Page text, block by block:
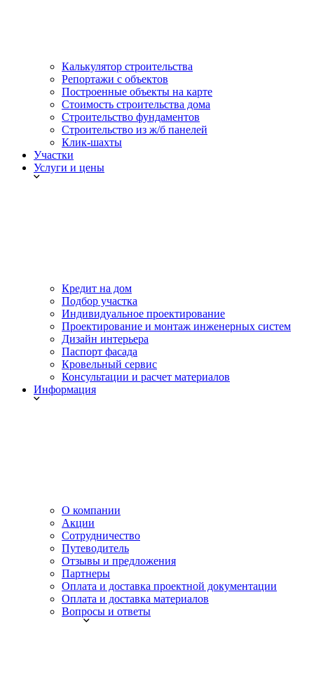
Калькулятор строительства
Репортажи с объектов
Построенные объекты на карте
Стоимость строительства дома
Строительство фундаментов
Строительство из ж/б панелей
Клик-шахты
Участки
Услуги и цены
Кредит на дом
Подбор участка
Индивидуальное проектирование
Проектирование и монтаж инженерных систем
Дизайн интерьера
Паспорт фасада
Кровельный сервис
Консультации и расчет материалов
Информация
О компании
Акции
Сотрудничество
Путеводитель
Отзывы и предложения
Партнеры
Оплата и доставка проектной документации
Оплата и доставка материалов
Вопросы и ответы